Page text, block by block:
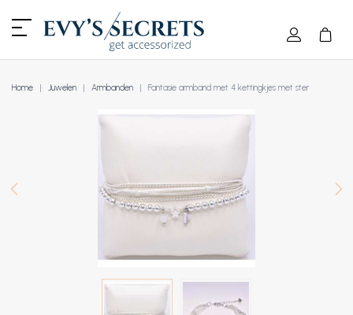
Home Juwelen Armbanden Fantasie armband met 4 kettingkjes met ster